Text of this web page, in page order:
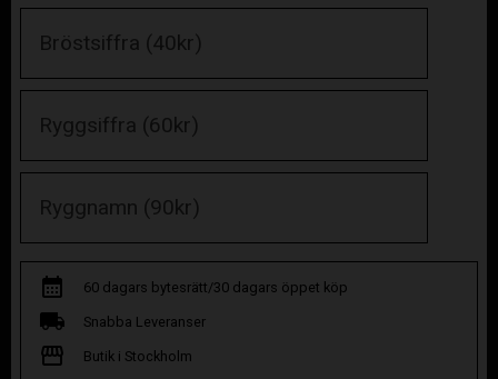
60 dagars bytesrätt/30 dagars öppet köp
Snabba Leveranser
Butik i Stockholm